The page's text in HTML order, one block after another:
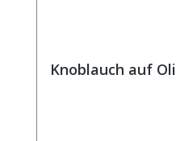
Knoblauch auf